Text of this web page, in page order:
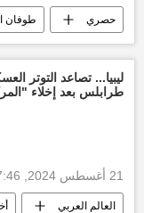
حصري طوفان
أخبار فلسطين اليوم
ليبيا... تصاعد التوتر
طرابلس بعد إخلاء
21 أغسطس 2024, 17:46 GMT
العالم العربي